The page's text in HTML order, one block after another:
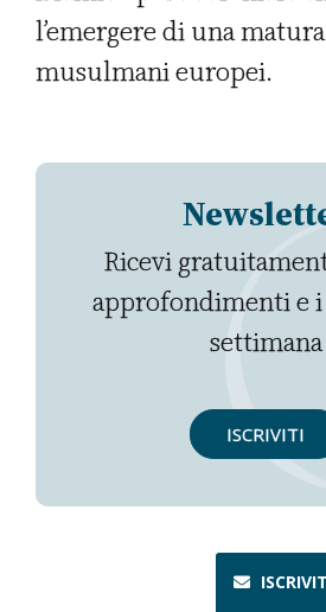
l’emergere di una matura
musulmani europei.
Ricevi
approfondimenti e
settimana
ISCRIVITI